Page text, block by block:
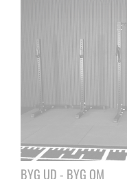
BYG UD - BYG OM